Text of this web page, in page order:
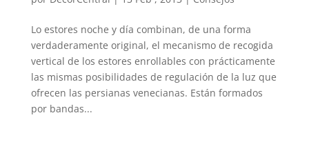
Lo estores noche y día combinan, de una forma
verdaderamente original, el mecanismo de recogida
vertical de los estores enrollables con prácticamente
las mismas posibilidades de regulación de la luz que
ofrecen las persianas venecianas. Están formados
por bandas...